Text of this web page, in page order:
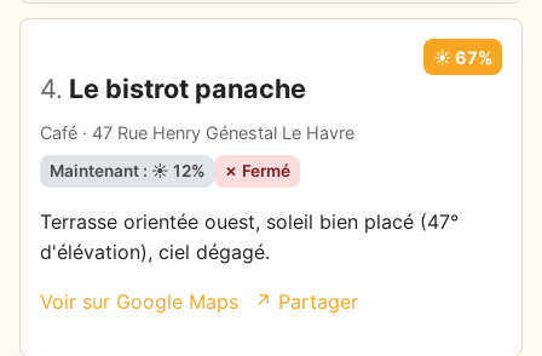
4. Le bistrot panache
Café · 47 Rue Henry Génestal Le Havre
☀️ 67%
Maintenant : ☀️ 12% ✗ Fermé
Terrasse orientée ouest, soleil bien placé (47°
d'élévation), ciel dégagé.
Voir sur Google Maps ↗ Partager